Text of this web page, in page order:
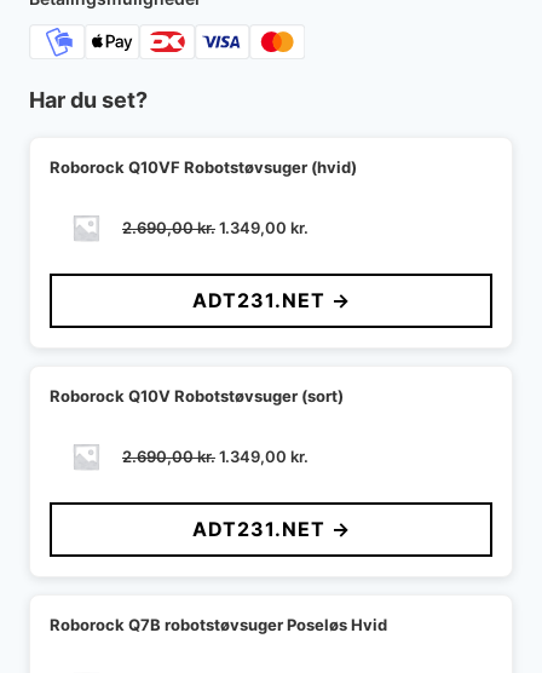
Har du set?
Roborock Q10VF Robotstøvsuger (hvid)
2.690,00kr.Den
pris
var:
2.690,00 kr..
1.349,00 kr.
pris
er:
1.349,00 kr..
ADT231.NET →
Roborock Q10V Robotstøvsuger (sort)
2.690,00kr.Den
pris
var:
2.690,00 kr..
1.349,00 kr.
pris
er:
1.349,00 kr..
ADT231.NET →
Roborock Q7B robotstøvsuger Poseløs Hvid